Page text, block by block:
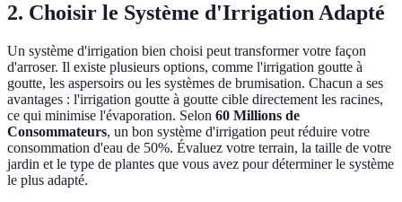
2. Choisir le Système d'Irrigation Adapté
Un système d'irrigation bien choisi peut transformer votre façon
d'arroser. Il existe plusieurs options, comme l'irrigation goutte à
goutte, les aspersoirs ou les systèmes de brumisation. Chacun a ses
avantages : l'irrigation goutte à goutte cible directement les racines,
ce qui minimise l'évaporation. Selon 60 Millions de
Consommateurs, un bon système d'irrigation peut réduire votre
consommation d'eau de 50%. Évaluez votre terrain, la taille de votre
jardin et le type de plantes que vous avez pour déterminer le système
le plus adapté.